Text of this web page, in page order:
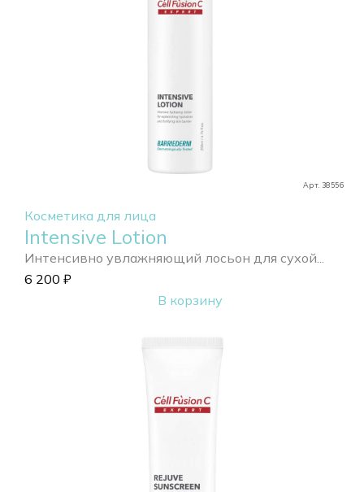
Арт. 38556
Косметика для лица
Intensive Lotion
Интенсивно увлажняющий лосьон для сухой...
6 200 ₽
В корзину